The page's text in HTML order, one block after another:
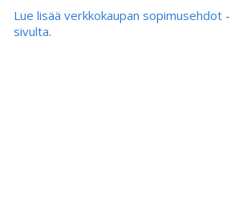
Lue lisää verkkokaupan sopimusehdot -
sivulta.